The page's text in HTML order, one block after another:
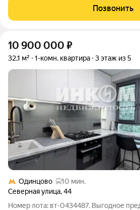
современного кирпично-монолитного
Позвонить
10 900 000 ₽
32,1 м² 1-комн. квартира 3 этаж из 5
Одинцово
10 мин.
Северная улица,44
Номер лота: вт-0434487. Выгодное